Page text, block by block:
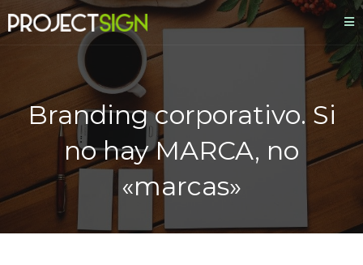
Branding corporativo. Si
no hay MARCA, no
«marcas»